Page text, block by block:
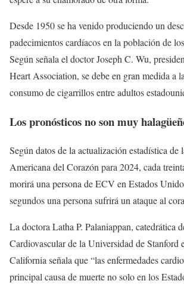
Desde 1950 se ha venido produciendo un
padecimientos cardíacos en la población de
Según señala el doctor Joseph C. Wu,
Heart Association, se debe en gran medida a
consumo de cigarrillos entre adultos
Los pronósticos no son muy
Según datos de la actualización estadística de
Americana del Corazón para 2024, cada
morirá una persona de ECV en Estados
segundos una persona sufrirá un ataque al
La doctora Latha P. Palaniappan, catedrática
Cardiovascular de la Universidad de Stanford
California señala que “las enfermedades
principal causa de muerte no solo en los